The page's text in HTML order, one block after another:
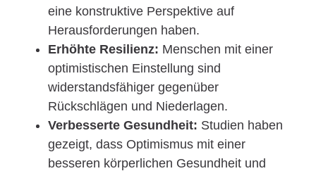
eine konstruktive Perspektive auf
Herausforderungen haben.
Erhöhte Resilienz: Menschen mit einer
optimistischen Einstellung sind
widerstandsfähiger gegenüber
Rückschlägen und Niederlagen.
Verbesserte Gesundheit: Studien haben
gezeigt, dass Optimismus mit einer
besseren körperlichen Gesundheit und